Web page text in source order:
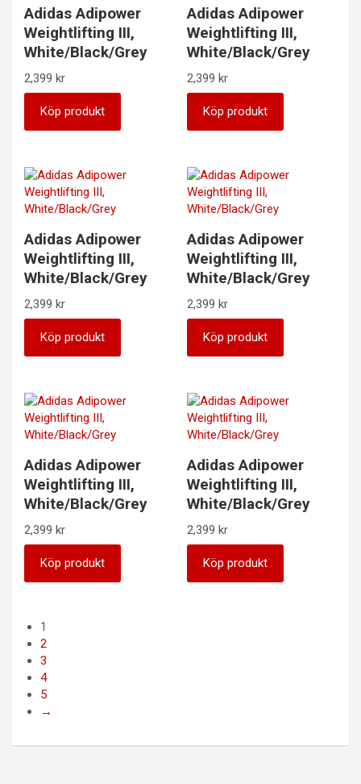
Adidas Adipower
Weightlifting III,
White/Black/Grey
2,399 kr
Köp produkt
Adidas Adipower
Weightlifting III,
White/Black/Grey
2,399 kr
Köp produkt
Adidas Adipower
Weightlifting III,
White/Black/Grey
2,399 kr
Köp produkt
Adidas Adipower
Weightlifting III,
White/Black/Grey
2,399 kr
Köp produkt
Adidas Adipower
Weightlifting III,
White/Black/Grey
2,399 kr
Köp produkt
Adidas Adipower
Weightlifting III,
White/Black/Grey
2,399 kr
Köp produkt
1
2
3
4
5
→